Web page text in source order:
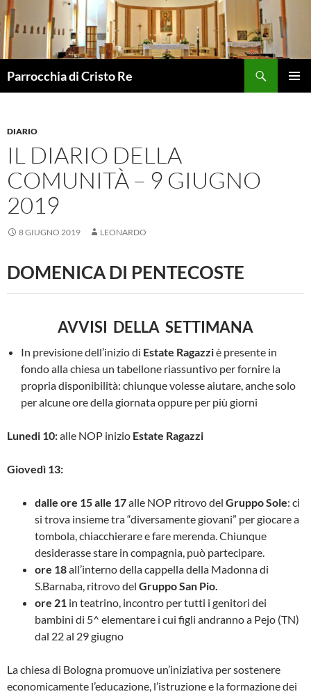
Vai
al
contenuto
Parrocchia di Cristo Re
DIARIO
IL DIARIO DELLA
COMUNITÀ – 9 GIUGNO
2019
8 GIUGNO 2019 LEONARDO
DOMENICA DI PENTECOSTE
AVVISI DELLA SETTIMANA
In previsione dell’inizio di Estate Ragazziè presente in
fondo alla chiesa un tabellone riassuntivo per fornire la
propria disponibilità: chiunque volesse aiutare, anche solo
per alcune ore della giornata oppure per più giorni
Lunedi 10:alle NOP inizio Estate Ragazzi
Giovedì 13:
dalle ore 15 alle 17alle NOP ritrovo del Gruppo Sole: ci
si trova insieme tra “diversamente giovani” per giocare a
tombola, chiacchierare e fare merenda. Chiunque
desiderasse stare in compagnia, può partecipare.
ore 18all’interno della cappella della Madonna di
S.Barnaba, ritrovo del Gruppo San Pio.
ore 21 in teatrino, incontro per tutti i genitori dei
bambini di 5^ elementare i cui figli andranno a Pejo (TN)
dal 22 al 29 giugno
La chiesa di Bologna promuove un’iniziativa per sostenere
economicamente l’educazione, l’istruzione e la formazione dei